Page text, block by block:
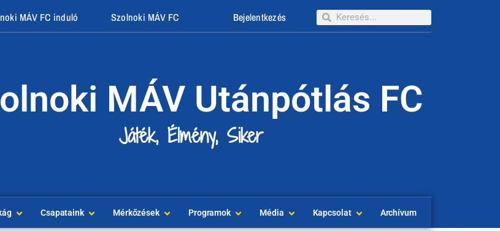
MÁV FC induló Szolnoki MÁV FC Bejelentkezés
MÁV Utánpótlás FC
Játék, Élmény, Siker
Csapataink Mérkőzések Programok Média Kapcsolat Archívum